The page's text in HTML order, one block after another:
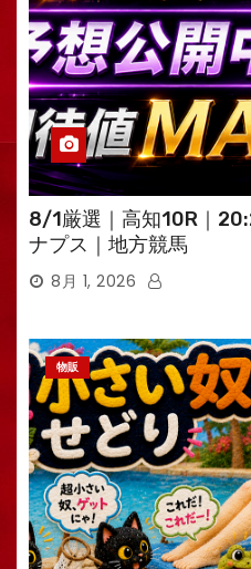
8/1厳選｜高知10R｜
ナプス｜地方競馬
8月 1, 2026
物販